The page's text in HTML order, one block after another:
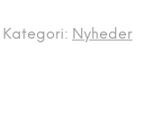
Kategori: Nyheder